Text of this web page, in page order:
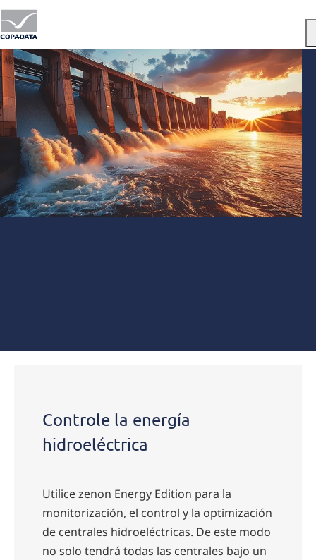
Controle la energía
hidroeléctrica
Utilice zenon Energy Edition para la
monitorización, el control y la optimización
de centrales hidroeléctricas. De este modo
no solo tendrá todas las centrales bajo un